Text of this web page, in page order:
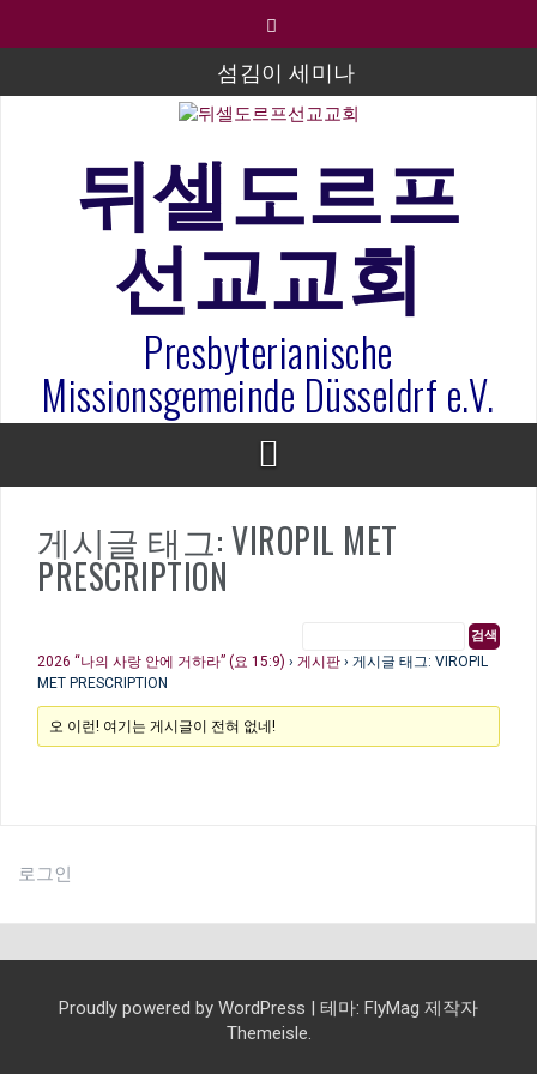
섬김이 세미나
김태희 자매 졸업연주
2023년 어린이 주일 유초등부 발표
라합3 나라 봉헌송
그리스도인의 생활영성 1기 수료식
은퇴사-우선화 권사
20260322 주안에 가만히 머물기(요한복음 15:1-17) 손
훈목사
뒤셀도르프
선교교회
Presbyterianische
Missionsgemeinde Düsseldrf e.V.
게시글 태그: VIROPIL MET
PRESCRIPTION
2026 “나의 사랑 안에 거하라” (요 15:9) › 게시판 › 게시글 태그: VIROPIL
MET PRESCRIPTION
오 이런! 여기는 게시글이 전혀 없네!
로그인
Proudly powered by WordPress | 테마: FlyMag 제작자
Themeisle.